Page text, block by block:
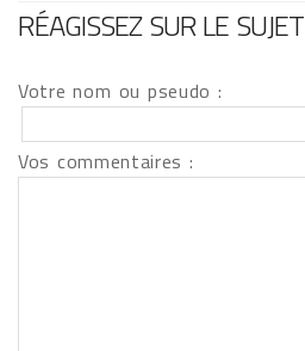
RÉAGISSEZ SUR LE SUJET
Votre nom ou pseudo :
Vos commentaires :